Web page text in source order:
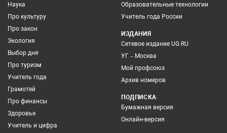
Наука
Про культуру
Про закон
Экология
Выбор дня
Про туризм
Учитель года
Грамотей
Про финансы
Здоровье
Учитель и цифра
Образовательные технологии
Учитель года России
ИЗДАНИЯ
Сетевое издание UG.RU
УГ – Москва
Мой профсоюз
Архив номеров
ПОДПИСКА
Бумажная версия
Онлайн-версия